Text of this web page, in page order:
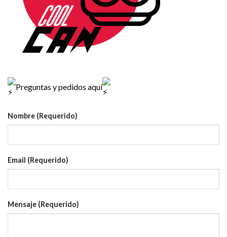
Preguntas y pedidos aquí
Nombre (Requerido)
Email (Requerido)
Mensaje (Requerido)